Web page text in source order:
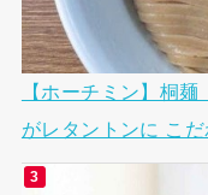
【ホーチミン】桐
がレタントンに こ